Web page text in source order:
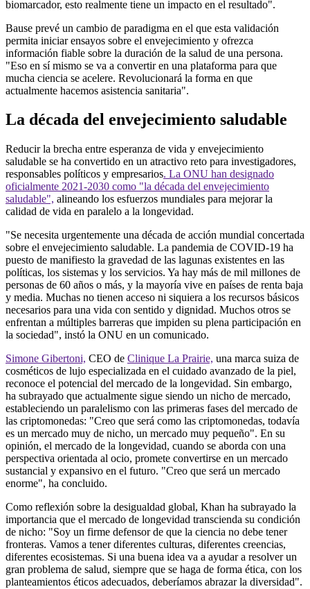
biomarcador, esto realmente tiene un impacto en el resultado".
Bause prevé un cambio de paradigma en el que esta validación
permita iniciar ensayos sobre el envejecimiento y ofrezca
información fiable sobre la duración de la salud de una persona.
"Eso en sí mismo se va a convertir en una plataforma para que
mucha ciencia se acelere. Revolucionará la forma en que
actualmente hacemos asistencia sanitaria".
La década del envejecimiento saludable
Reducir la brecha entre esperanza de vida y envejecimiento
saludable se ha convertido en un atractivo reto para investigadores,
responsables políticos y empresarios. La ONU han designado
oficialmente 2021-2030 como "la década del envejecimiento
saludable", alineando los esfuerzos mundiales para mejorar la
calidad de vida en paralelo a la longevidad.
"Se necesita urgentemente una década de acción mundial concertada
sobre el envejecimiento saludable. La pandemia de COVID-19 ha
puesto de manifiesto la gravedad de las lagunas existentes en las
políticas, los sistemas y los servicios. Ya hay más de mil millones de
personas de 60 años o más, y la mayoría vive en países de renta baja
y media. Muchas no tienen acceso ni siquiera a los recursos básicos
necesarios para una vida con sentido y dignidad. Muchos otros se
enfrentan a múltiples barreras que impiden su plena participación en
la sociedad", instó la ONU en un comunicado.
Simone Gibertoni, CEO de Clinique La Prairie, una marca suiza de
cosméticos de lujo especializada en el cuidado avanzado de la piel,
reconoce el potencial del mercado de la longevidad. Sin embargo,
ha subrayado que actualmente sigue siendo un nicho de mercado,
estableciendo un paralelismo con las primeras fases del mercado de
las criptomonedas: "Creo que será como las criptomonedas, todavía
es un mercado muy de nicho, un mercado muy pequeño". En su
opinión, el mercado de la longevidad, cuando se aborda con una
perspectiva orientada al ocio, promete convertirse en un mercado
sustancial y expansivo en el futuro. "Creo que será un mercado
enorme", ha concluido.
Como reflexión sobre la desigualdad global, Khan ha subrayado la
importancia que el mercado de longevidad transcienda su condición
de nicho: "Soy un firme defensor de que la ciencia no debe tener
fronteras. Vamos a tener diferentes culturas, diferentes creencias,
diferentes ecosistemas. Si una buena idea va a ayudar a resolver un
gran problema de salud, siempre que se haga de forma ética, con los
planteamientos éticos adecuados, deberíamos abrazar la diversidad".